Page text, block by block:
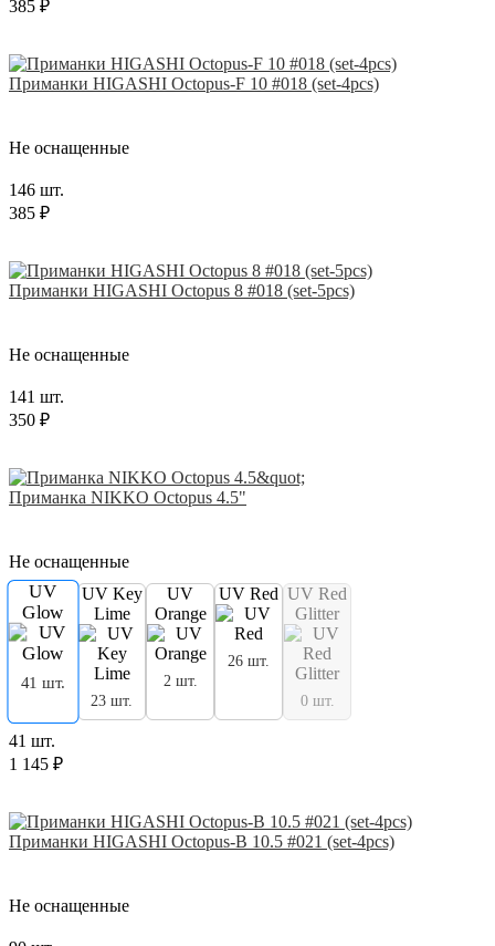
385 ₽
Приманки HIGASHI Octopus-F 10 #018 (set-4pcs)
Не оснащенные
146 шт.
385 ₽
Приманки HIGASHI Octopus 8 #018 (set-5pcs)
Не оснащенные
141 шт.
350 ₽
Приманка NIKKO Octopus 4.5"
Не оснащенные
UV
Glow
41 шт.
UV Key
Lime
23 шт.
UV
Orange
2 шт.
UV Red
26 шт.
UV Red
Glitter
0 шт.
41 шт.
1 145 ₽
Приманки HIGASHI Octopus-B 10.5 #021 (set-4pcs)
Не оснащенные